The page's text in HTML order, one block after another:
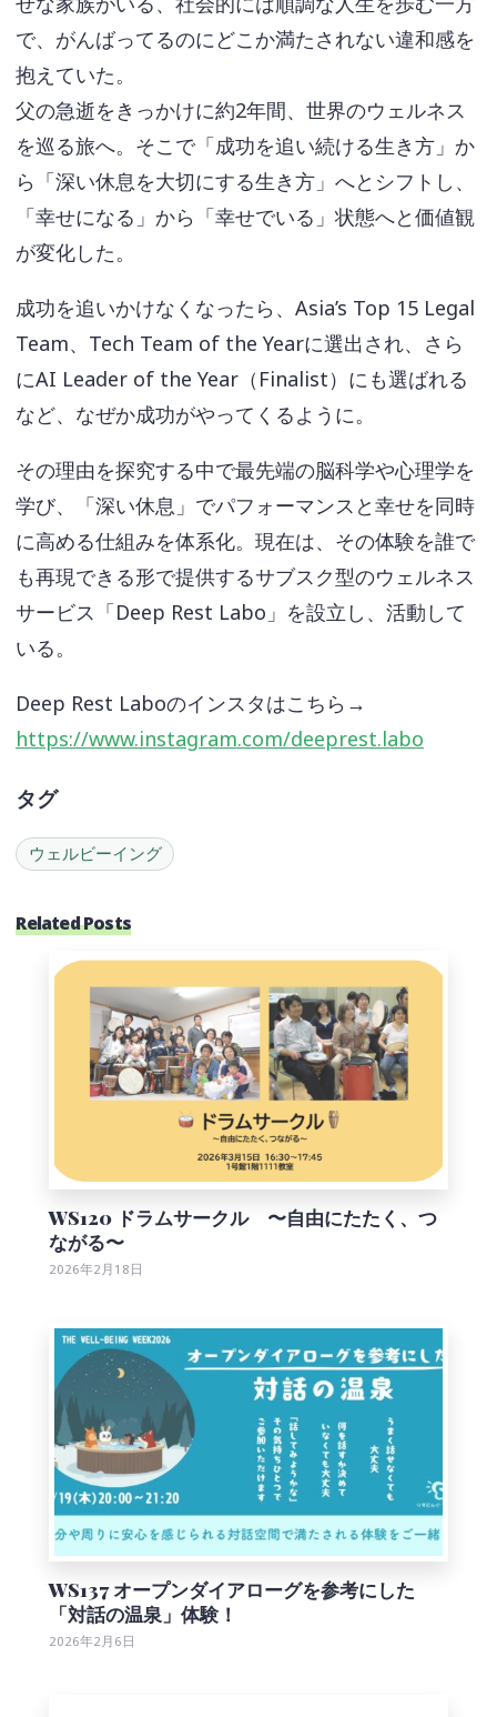
で、がんばってるのにどこか満たされない違和感を
抱えていた。
父の急逝をきっかけに約2年間、世界のウェルネス
を巡る旅へ。そこで「成功を追い続ける生き方」か
ら「深い休息を大切にする生き方」へとシフトし、
「幸せになる」から「幸せでいる」状態へと価値観
が変化した。
成功を追いかけなくなったら、Asia’s Top 15 Legal
Team、Tech Team of the Yearに選出され、さら
にAI Leader of the Year（Finalist）にも選ばれる
など、なぜか成功がやってくるように。
その理由を探究する中で最先端の脳科学や心理学を
学び、「深い休息」でパフォーマンスと幸せを同時
に高める仕組みを体系化。現在は、その体験を誰で
も再現できる形で提供するサブスク型のウェルネス
サービス「Deep Rest Labo」を設立し、活動して
いる。
Deep Rest Laboのインスタはこちら→
https://www.instagram.com/deeprest.labo
タグ
ウェルビーイング
Related Posts
WS120 ドラムサークル 〜自由にたたく、つ
ながる〜
2026年2月18日
WS137 オープンダイアローグを参考にした
「対話の温泉」体験！
2026年2月6日